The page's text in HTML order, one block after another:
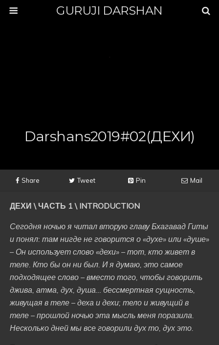
GURUJI DARSHAN
Darshans2019#02(ДЕХИ)
Share Tweet Pin Mail
ДЕХИ \ ЧАСТЬ 1 \ INTRODUCTION
Сегодня ночью я читал вторую главу Бхагавад Гиты
и понял: там нигде не говорится о «духе» или «душе»
– Он использует слово «дехи» – тот, кто живет в
теле. Кто бы он ни был. И я думаю, это самое
подходящее слово – вместо того, чтобы говорить
джива, атма, дух, душа… бессмертная сущность,
живущая в теле – деха и дехи; тело и живущий в
теле – прошлой ночью эта мысль меня поразила.
Несколько дней мы все говорили дух то, дух это.